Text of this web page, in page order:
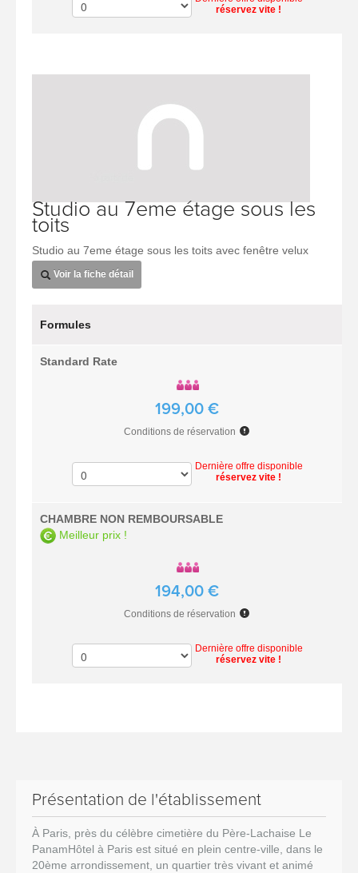
réservez vite !
Studio au 7eme étage sous les
toits
Studio au 7eme étage sous les toits avec fenêtre velux
Voir la fiche détail
Formules
Standard Rate
199,00 €
Conditions de réservation
Dernière offre disponible
réservez vite !
CHAMBRE NON REMBOURSABLE
Meilleur prix !
194,00 €
Conditions de réservation
Dernière offre disponible
réservez vite !
Présentation de l'établissement
À Paris, près du célèbre cimetière du Père-Lachaise Le
PanamHôtel à Paris est situé en plein centre-ville, dans le
20ème arrondissement, un quartier très vivant et animé